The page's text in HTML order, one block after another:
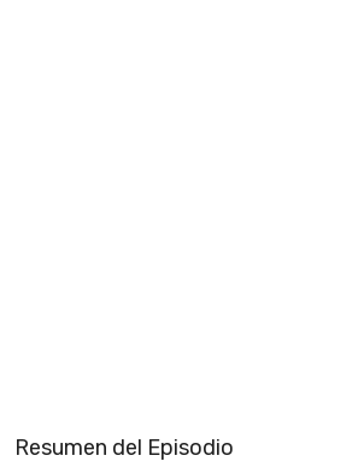
Resumen del Episodio